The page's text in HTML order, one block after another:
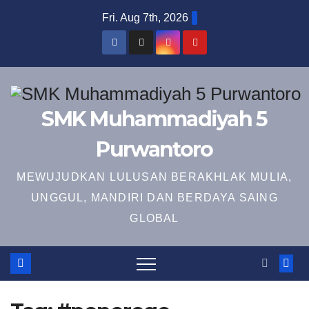
Fri. Aug 7th, 2026
SMK Muhammadiyah 5
Purwantoro
MEWUJUDKAN LULUSAN BERAKHLAK MULIA,
UNGGUL, MANDIRI DAN BERDAYA SAING
GLOBAL